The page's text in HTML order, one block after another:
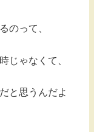
のって、
じゃなくて、
と思うんだよ